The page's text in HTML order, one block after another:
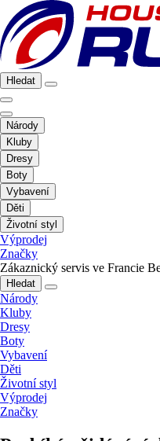
Hledat
Národy
Kluby
Dresy
Boty
Vybavení
Děti
Životní styl
Výprodej
Značky
Zákaznický servis ve Francie
Hledat
Národy
Kluby
Dresy
Boty
Vybavení
Děti
Životní styl
Výprodej
Značky